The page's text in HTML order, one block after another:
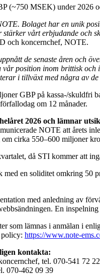
(~750 MSEK) under 2026
Bolaget har en unik
vårt erbjudande och
och koncernchef, NOTE.
de senaste åren och
vår position inom brittisk
i tillväxt med några av
GBP på kassa-/skuldfri
om 12 månader.
2026 och lämnar
NOTE att årets
cirka 550–600 miljoner
då STI kommer att
en soliditet omkring 50
med anledning av
En
som lämnas i anmälan i
https://www.note-
kontakta:
tel. 070-541 72 22
070-462 09 39